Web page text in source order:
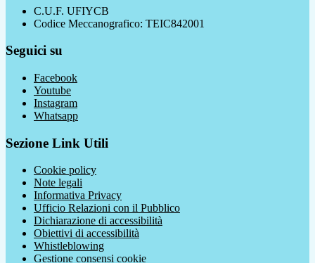
C.U.F. UFIYCB
Codice Meccanografico: TEIC842001
Seguici su
Facebook
Youtube
Instagram
Whatsapp
Sezione Link Utili
Cookie policy
Note legali
Informativa Privacy
Ufficio Relazioni con il Pubblico
Dichiarazione di accessibilità
Obiettivi di accessibilità
Whistleblowing
Gestione consensi cookie